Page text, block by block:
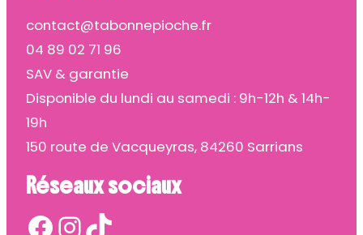
contact@tabonnepioche.fr
04 89 02 71 96
SAV & garantie
Disponible du lundi au samedi : 9h-12h & 14h-
19h
150 route de Vacqueyras, 84260 Sarrians
Réseaux sociaux
Facebook InstagramTikTok